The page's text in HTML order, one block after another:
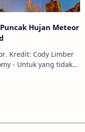
Hujan Meteor
Kredit: Cody Limber
- Untuk yang tidak
Hujan meteor